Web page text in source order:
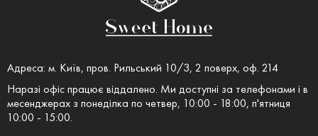
Адреса: м. Київ, пров. Рильський 10/3, 2 поверх, оф. 214
Наразі офіс працює віддалено. Ми доступні за телефонами і в
месенджерах з понеділка по четвер, 10:00 - 18:00, п'ятниця
10:00 - 15:00.